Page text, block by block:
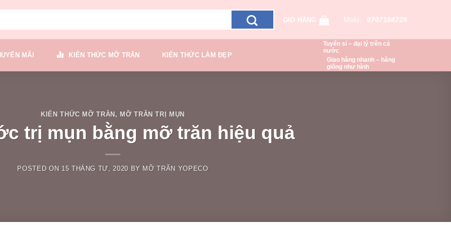
GIỎ HÀNG Mobi: 0707168728
MÃI KIẾN THỨC MỠ TRĂN KIẾN THỨC LÀM ĐẸP
Tuyển sỉ – đại lý trên cả
nước
Giao hàng nhanh – hàng
giống như hình
KIẾN THỨC MỠ TRĂN , MỠ TRĂN TRỊ MỤN
trị mụn bằng mỡ trăn hiệu quả
POSTED ON 15 THÁNG TƯ, 2020 BY MỠ TRĂN YOPECO